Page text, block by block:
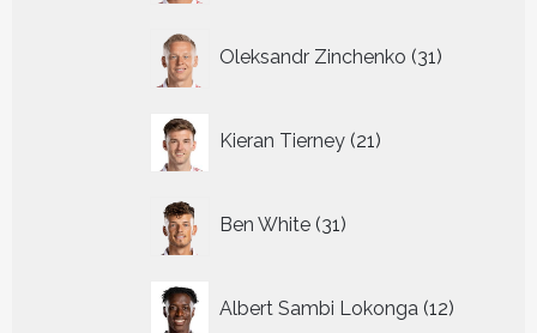
Oleksandr Zinchenko 31
producten
Kieran Tierney 21
producten
Ben White 31
producten
Albert Sambi Lokonga 12